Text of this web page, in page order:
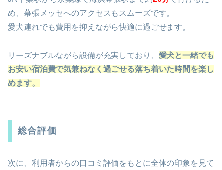
め、幕張メッセへのアクセスもスムーズです。
愛犬連れでも費用を抑えながら快適に過ごせます。
リーズナブルながら設備が充実しており、 愛犬と一緒でも
お安い宿泊費で気兼ねなく過ごせる落ち着いた時間を楽し
めます。
総合評価
次に、利用者からの口コミ評価をもとに全体の印象を見て